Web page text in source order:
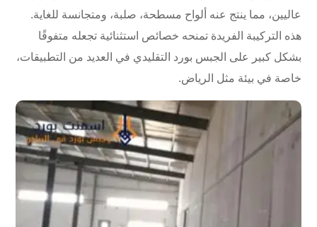
عاليين، مما ينتج عنه ألواح مسطحة، صلبة، ومتجانسة للغاية.
هذه التركيبة الفريدة تمنحه خصائص استثنائية تجعله متفوقًا
بشكل كبير على الجبس بورد التقليدي في العديد من التطبيقات،
خاصة في بيئة مثل الرياض.